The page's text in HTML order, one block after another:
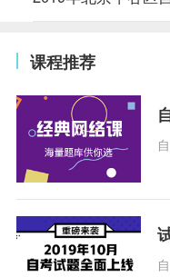
课程推荐